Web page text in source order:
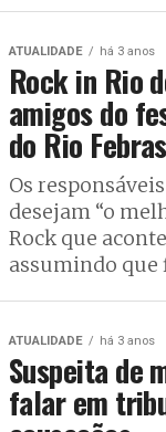
ATUALIDADE há 3 anos
Rock in Rio
amigos do
do Rio
Os
desejam “o
Rock que
assumindo que
ATUALIDADE há 3 anos
Suspeita de
falar em